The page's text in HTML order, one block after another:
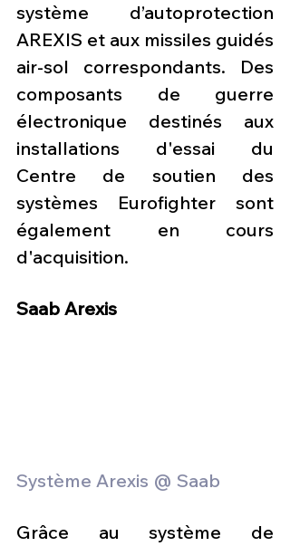
système d’autoprotection
AREXIS et aux missiles guidés
air-sol correspondants. Des
composants de guerre
électronique destinés aux
installations d'essai du
Centre de soutien des
systèmes Eurofighter sont
également en cours
d'acquisition.
Saab Arexis
Système Arexis @ Saab
Grâce au système de